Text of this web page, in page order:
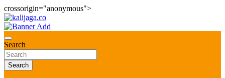
crossorigin="anonymous">
Skip
to
content
kalijaga.co
Search
Search